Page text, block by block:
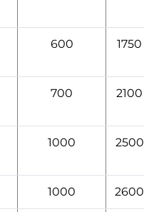
600 1750
700 2100
1000 2500
1000 2600